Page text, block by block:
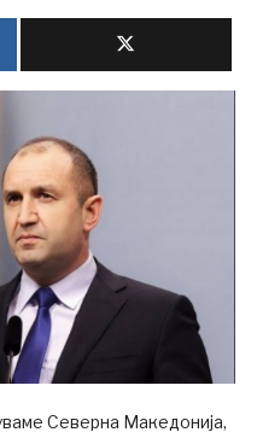
Северна Македонија,